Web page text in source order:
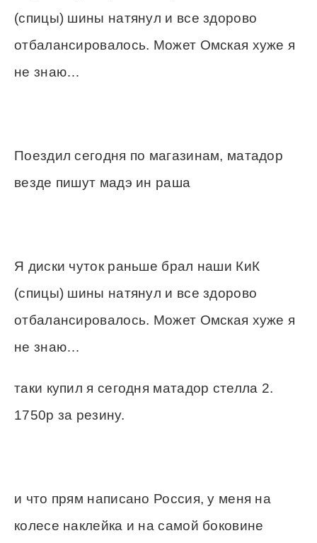
(спицы) шины натянул и все здорово
отбалансировалось. Может Омская хуже я
не знаю…
Поездил сегодня по магазинам, матадор
везде пишут мадэ ин раша
Я диски чуток раньше брал наши КиК
(спицы) шины натянул и все здорово
отбалансировалось. Может Омская хуже я
не знаю…
таки купил я сегодня матадор стелла 2.
1750р за резину.
и что прям написано Россия, у меня на
колесе наклейка и на самой боковине